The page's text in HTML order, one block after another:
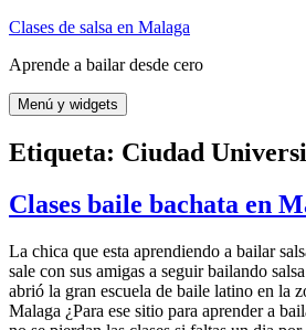
Saltar
contenido
Clases de salsa en Malaga
Aprende a bailar desde cero
Menú y widgets
Etiqueta: Ciudad
Clases baile bachata en
La chica que esta aprendiendo a bailar
sale con sus amigas a seguir bailando
abrió la gran escuela de baile latino en la
Malaga ¿Para ese sitio para aprender a